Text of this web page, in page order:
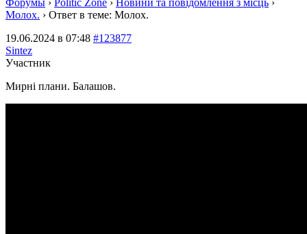
Молох. › Ответ в теме: Молох.
19.06.2024 в 07:48 #123877
Sintez
Участник
Мирні плани. Балашов.